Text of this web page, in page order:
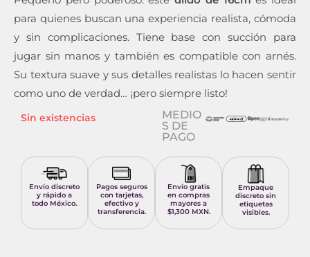
para quienes buscan una experiencia realista, cómoda
y sin complicaciones. Tiene base con succión para
jugar sin manos y también es compatible con arnés.
Su textura suave y sus detalles realistas lo hacen sentir
como uno de verdad… ¡pero siempre listo!
Sin existencias
MEDIO
S DE
PAGO
Envío discreto
y rápido a
todo México.
Pagos seguros
con tarjetas,
efectivo y
transferencia.
Envío gratis
en compras
mayores a
$1,300 MXN.
Empaque
discreto sin
etiquetas
visibles.